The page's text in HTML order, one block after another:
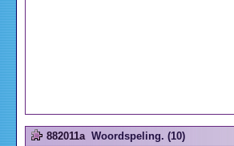
882011a Woordspeling. (10)